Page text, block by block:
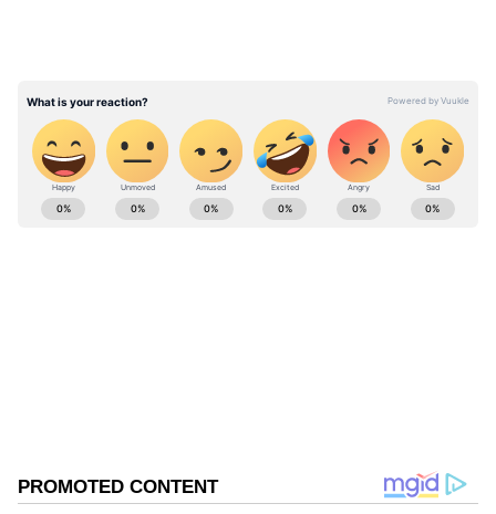
ABOUT THE AUTHOR